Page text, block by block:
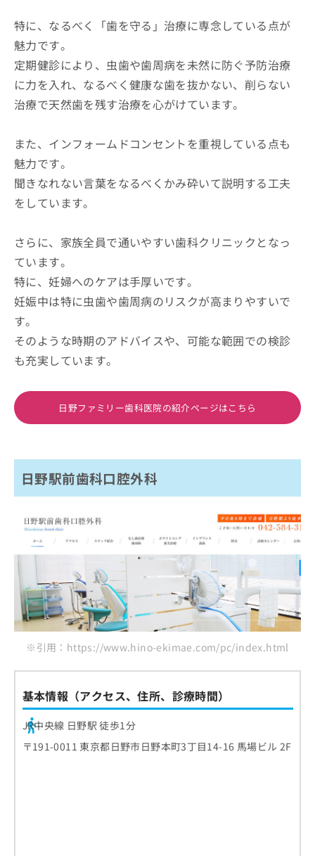
特に、なるべく「歯を守る」治療に専念している点が
魅力です。
定期健診により、虫歯や歯周病を未然に防ぐ予防治療
に力を入れ、なるべく健康な歯を抜かない、削らない
治療で天然歯を残す治療を心がけています。
また、インフォームドコンセントを重視している点も
魅力です。
聞きなれない言葉をなるべくかみ砕いて説明する工夫
をしています。
さらに、家族全員で通いやすい歯科クリニックとなっ
ています。
特に、妊婦へのケアは手厚いです。
妊娠中は特に虫歯や歯周病のリスクが高まりやすいで
す。
そのような時期のアドバイスや、可能な範囲での検診
も充実しています。
日野ファミリー歯科医院の紹介ページはこちら
日野駅前歯科口腔外科
※引用：https://www.hino-ekimae.com/pc/index.html
基本情報（アクセス、住所、診療時間）
JR中央線 日野駅 徒歩1分
〒191-0011 東京都日野市日野本町3丁目14-16 馬場ビル 2F